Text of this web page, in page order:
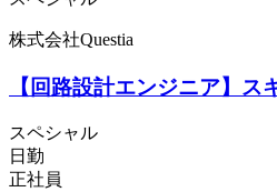
株式会社Questia
【回路設計エンジニア】
スペシャル
日勤
正社員